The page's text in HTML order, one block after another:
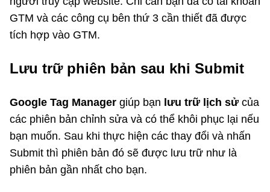
GTM và các công cụ bên thứ 3 cần thiết đã được
tích hợp vào GTM.
Lưu trữ phiên bản sau khi Submit
Google Tag Manager giúp bạn lưu trữ lịch sử của
các phiên bản chỉnh sửa và có thể khôi phục lại nếu
bạn muốn. Sau khi thực hiện các thay đổi và nhấn
Submit thì phiên bản đó sẽ được lưu trữ như là
phiên bản gần nhất cho bạn.